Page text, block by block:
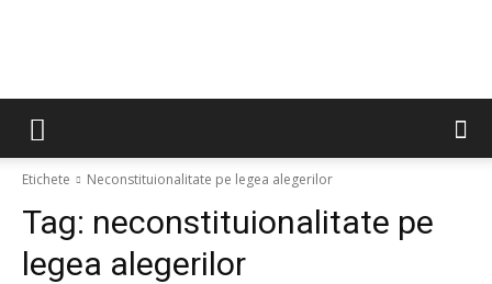
Etichete Neconstituionalitate pe legea alegerilor
Tag: neconstituionalitate pe
legea alegerilor